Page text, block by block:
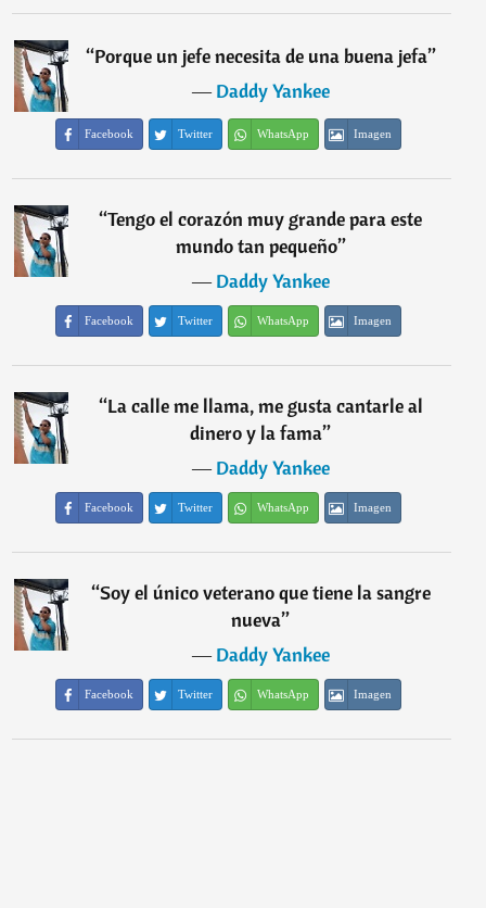
“Porque un jefe necesita de una buena jefa”
―Daddy Yankee
Facebook Twitter WhatsApp Imagen
“Tengo el corazón muy grande para este
mundo tan pequeño”
―Daddy Yankee
Facebook Twitter WhatsApp Imagen
“La calle me llama, me gusta cantarle al
dinero y la fama”
―Daddy Yankee
Facebook Twitter WhatsApp Imagen
“Soy el único veterano que tiene la sangre
nueva”
―Daddy Yankee
Facebook Twitter WhatsApp Imagen